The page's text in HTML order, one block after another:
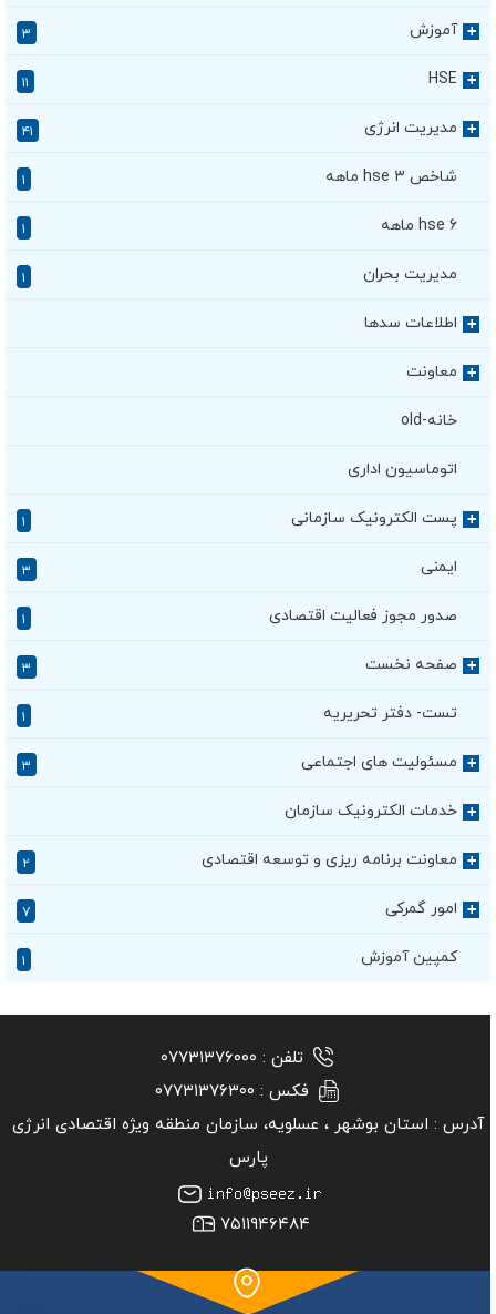
+ آموزش ۳
+
HSE
+ مدیریت انرژی ۴۱
شاخص hse ۳ ماهه
hse ۶ ماهه
مدیریت بحران
+ اطلاعات سدها
+ معاونت
خانه-old
اتوماسیون اداری
+ پست الکترونیک سازمانی
ایمنی ۳
صدور مجوز فعالیت اقتصادی
+ صفحه نخست ۳
تست- دفتر تحریریه
+ مسئولیت های اجتماعی ۳
+ خدمات الکترونیک سازمان
+ معاونت برنامه ریزی و توسعه اقتصادی ۲
+ امور گمرکی ۷
کمپین آموزش
تلفن : ۰۷۷۳۱۳۷۶۰۰۰
فکس : ۰۷۷۳۱۳۷۶۳۰۰
آدرس : استان بوشهر ‏، عسلویه، سازمان منطقه ویژه اقتصادی انرژی
پارس
۷۵۱۱۹۴۶۴۸۴